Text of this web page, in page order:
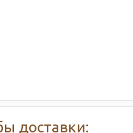
доставки: